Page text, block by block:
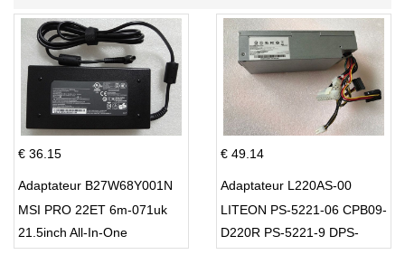
€ 36.15
Adaptateur B27W68Y001N
MSI PRO 22ET 6m-071uk
21.5inch All-In-One
€ 49.14
Adaptateur L220AS-00
LITEON PS-5221-06 CPB09-
D220R PS-5221-9 DPS-